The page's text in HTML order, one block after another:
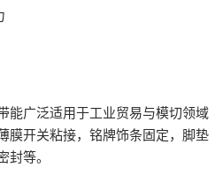
能广泛适用于工业贸易与模切领域
膜开关粘接，铭牌饰条固定，脚垫
等。